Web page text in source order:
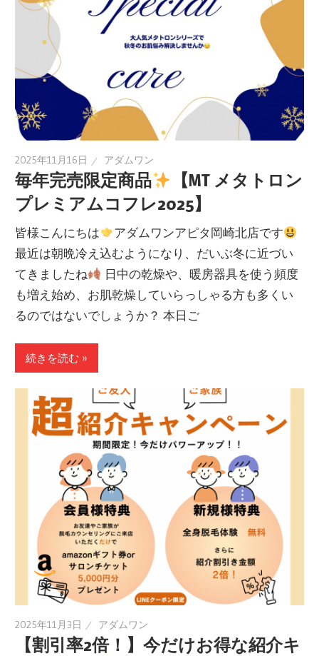
2025年11月16日 アダムワン
毎年完売限定商品
【MT メタトロン
プレミアムコフレ2025】
皆様こんにちは
アダムワンアピタ岡崎北店です
最近は朝晩冷え込むようになり、だいぶ冬に近づい
てきましたね
日中の乾燥や、暖房器具を使う頻度
も増え始め、お肌乾燥していらっしゃる方も多くい
るのではないでしょうか？ 本日ご
続きを読む »
2025年11月3日 アダムワン
【割引率2倍！】今だけお得な紹介キ